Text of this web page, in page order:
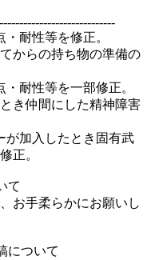
耐性等を修正。
からの持ち物の準備の
耐性等を一部修正。
き仲間にした精神障害
が加入したとき固有武
正。
て
お手柔らかにお願いし
について